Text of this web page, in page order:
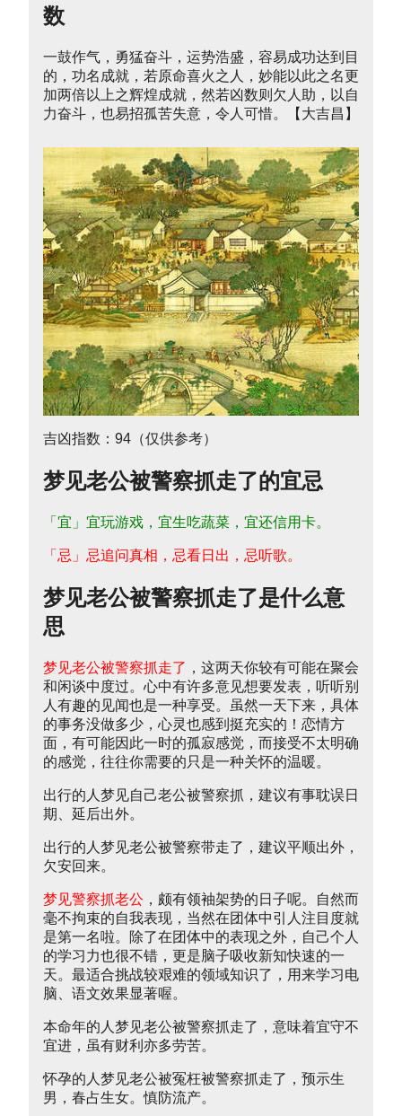
数
一鼓作气，勇猛奋斗，运势浩盛，容易成功达到目
的，功名成就，若原命喜火之人，妙能以此之名更
加两倍以上之辉煌成就，然若凶数则欠人助，以自
力奋斗，也易招孤苦失意，令人可惜。【大吉昌】
吉凶指数：94（仅供参考）
梦见老公被警察抓走了的宜忌
「宜」宜玩游戏，宜生吃蔬菜，宜还信用卡。
「忌」忌追问真相，忌看日出，忌听歌。
梦见老公被警察抓走了是什么意
思
梦见老公被警察抓走了 ，这两天你较有可能在聚会
和闲谈中度过。心中有许多意见想要发表，听听别
人有趣的见闻也是一种享受。虽然一天下来，具体
的事务没做多少，心灵也感到挺充实的！恋情方
面，有可能因此一时的孤寂感觉，而接受不太明确
的感觉，往往你需要的只是一种关怀的温暖。
出行的人梦见自己老公被警察抓，建议有事耽误日
期、延后出外。
出行的人梦见老公被警察带走了，建议平顺出外，
欠安回来。
梦见警察抓老公 ，颇有领袖架势的日子呢。自然而
毫不拘束的自我表现，当然在团体中引人注目度就
是第一名啦。除了在团体中的表现之外，自己个人
的学习力也很不错，更是脑子吸收新知快速的一
天。最适合挑战较艰难的领域知识了，用来学习电
脑、语文效果显著喔。
本命年的人梦见老公被警察抓走了，意味着宜守不
宜进，虽有财利亦多劳苦。
怀孕的人梦见老公被冤枉被警察抓走了，预示生
男，春占生女。慎防流产。